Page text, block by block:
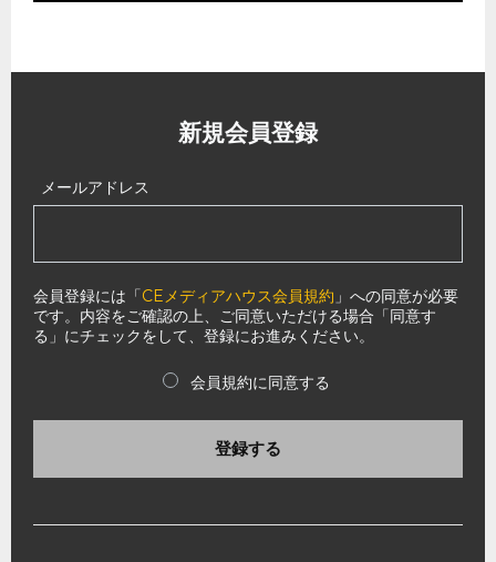
新規会員登録
メールアドレス
会員登録には「CEメディアハウス会員規約 」への同意が必要
です。内容をご確認の上、ご同意いただける場合「同意す
る」にチェックをして、登録にお進みください。
会員規約に同意する
登録する